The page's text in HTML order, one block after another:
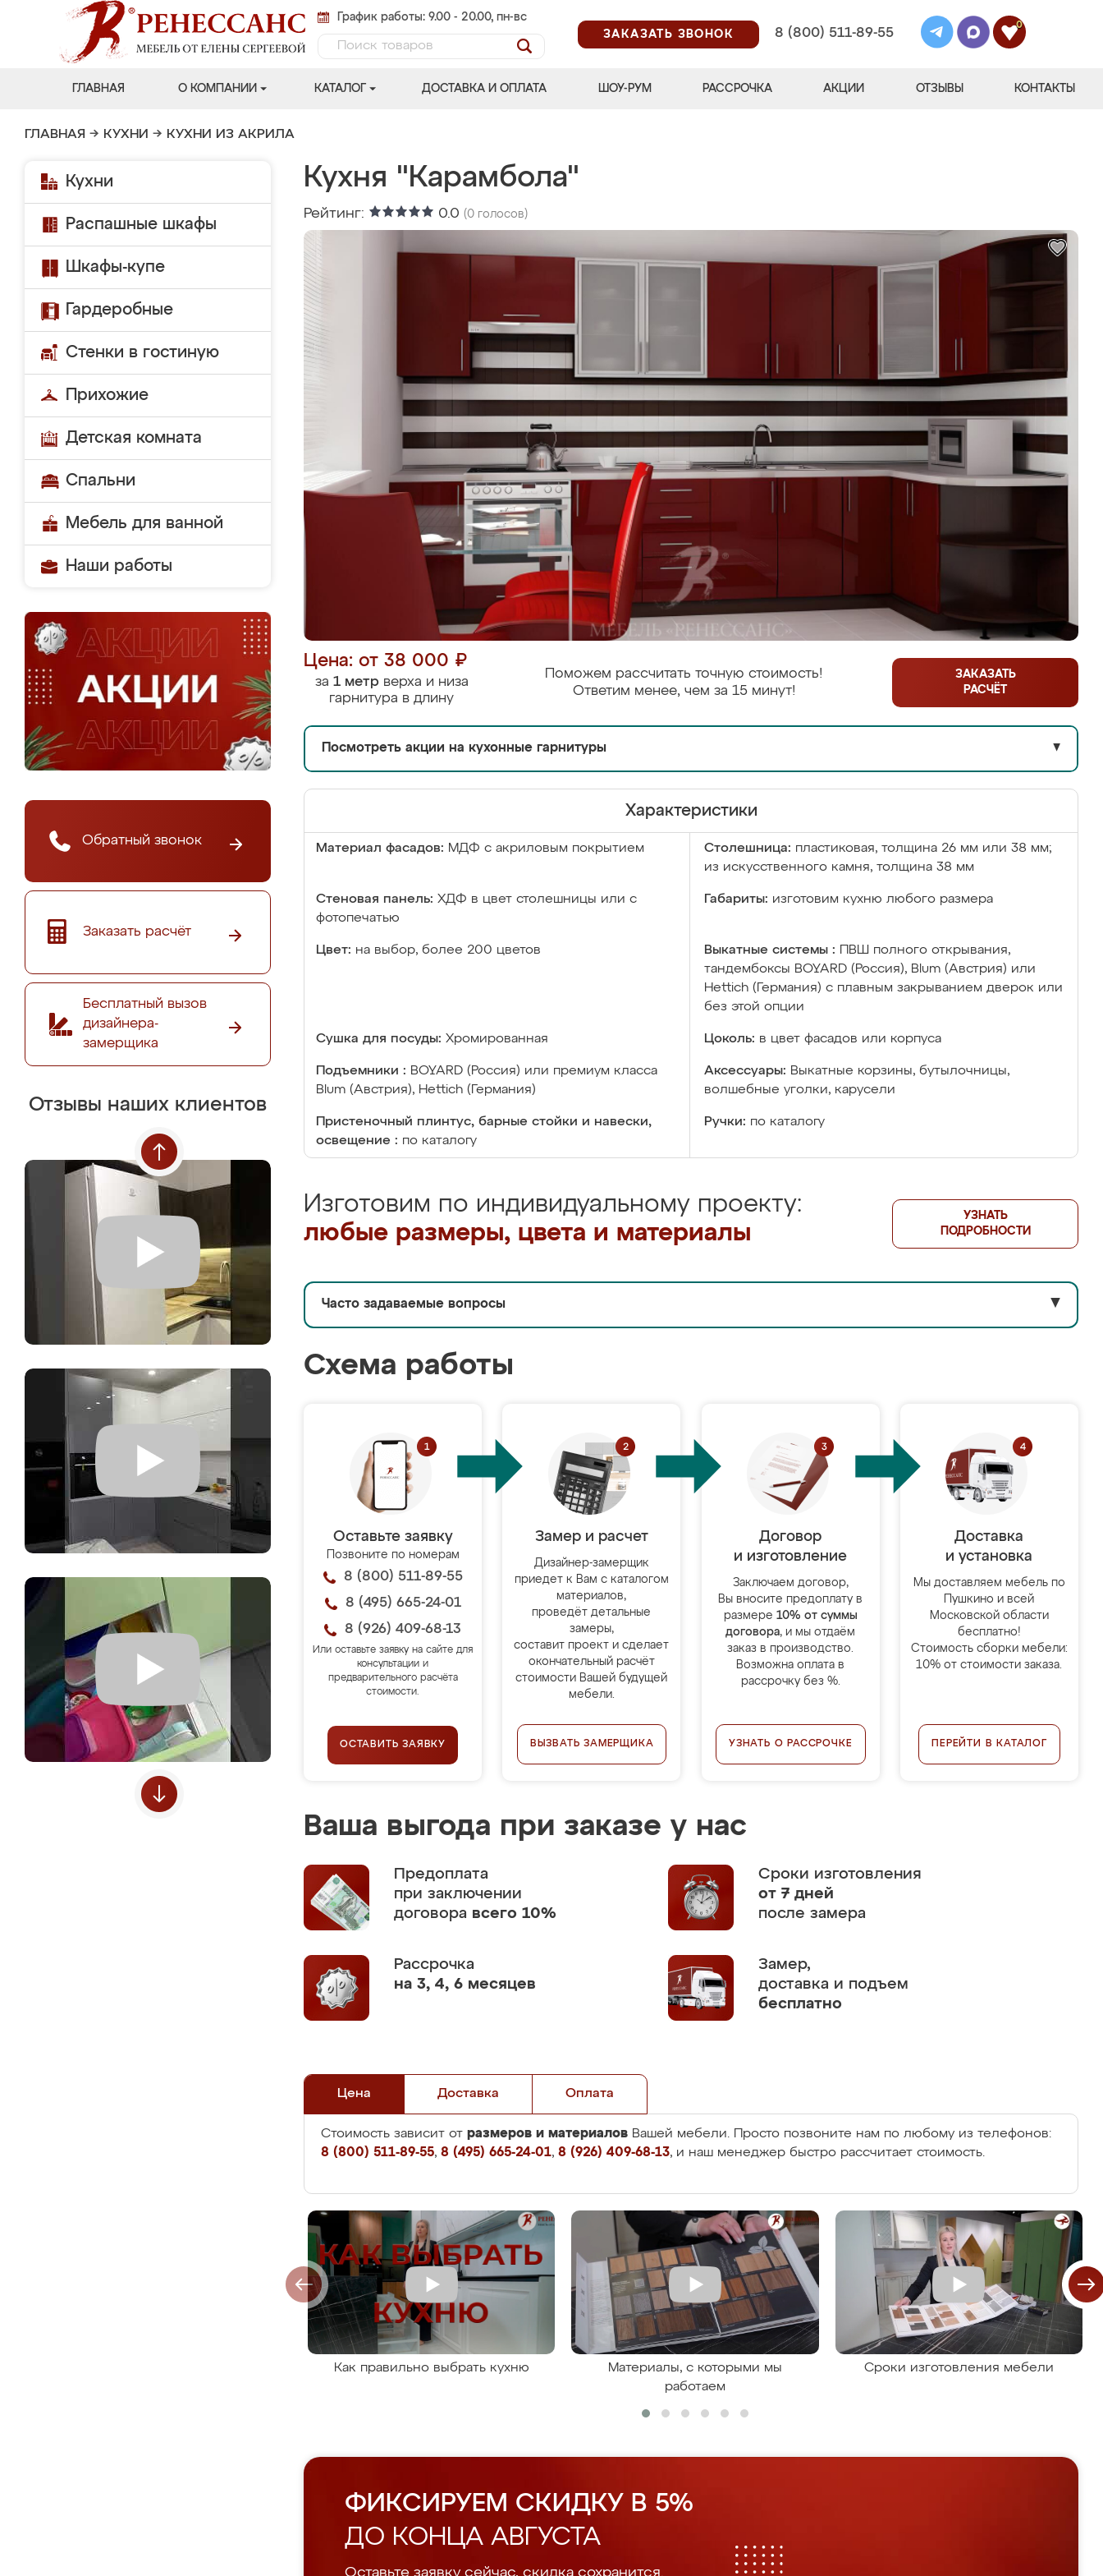
График работы: 9.00 - 20.00, пн-вс
ЗАКАЗАТЬ ЗВОНОК
8 (800) 511-89-55
0
ГЛАВНАЯ О КОМПАНИИ КАТАЛОГ ДОСТАВКА И ОПЛАТА ШОУ-РУМ РАССРОЧКА АКЦИИ ОТЗЫВЫ КОНТАКТЫ
ГЛАВНАЯ → КУХНИ → КУХНИ ИЗ АКРИЛА
Кухни
Распашные шкафы
Шкафы-купе
Гардеробные
Стенки в гостиную
Прихожие
Детская комната
Спальни
Мебель для ванной
Наши работы
Обратный звонок
Заказать расчёт
Бесплатный вызов
дизайнера-
замерщика
Отзывы наших клиентов
Кухня "Карамбола"
Рейтинг: 0.0 (0 голосов)
Цена: от 38 000 ₽
за 1 метрверха и низа
гарнитура в длину
Поможем рассчитать точную стоимость!
Ответим менее, чем за 15 минут!
ЗАКАЗАТЬ
РАСЧЁТ
Посмотреть акции на кухонные гарнитуры ▼
Характеристики
Материал фасадов: МДФ с акриловым покрытием Столешница: пластиковая, толщина 26 мм или 38 мм;
из искусственного камня, толщина 38 мм
Стеновая панель: ХДФ в цвет столешницы или с
фотопечатью
Габариты: изготовим кухню любого размера
Цвет: на выбор, более 200 цветов Выкатные системы :
ПВШ полного открывания,
тандембоксы BOYARD (Россия), Blum (Австрия) или
Hettich (Германия) с плавным закрыванием дверок или
без этой опции
Сушка для посуды: Хромированная Цоколь: в цвет фасадов или корпуса
Подъемники : BOYARD (Россия) или премиум класса
Blum (Австрия), Hettich (Германия)
Аксессуары: Выкатные корзины, бутылочницы,
волшебные уголки, карусели
Пристеночный плинтус, барные стойки и навески,
освещение : по каталогу
Ручки: по каталогу
Изготовим по индивидуальному проекту:
любые размеры, цвета и материалы
УЗНАТЬ
ПОДРОБНОСТИ
Часто задаваемые вопросы ▼
Схема работы
Оставьте заявку
Позвоните по номерам
8 (800) 511-89-55
8 (495) 665-24-01
8 (926) 409-68-13
Или оставьте заявку на сайте для
консультации и
предварительного расчёта
стоимости.
ОСТАВИТЬ ЗАЯВКУ
Замер и расчет
Дизайнер-замерщик
приедет к Вам с каталогом
материалов,
проведёт детальные
замеры,
составит проект и сделает
окончательный расчёт
стоимости Вашей будущей
мебели.
ВЫЗВАТЬ ЗАМЕРЩИКА
Договор
и изготовление
Заключаем договор,
Вы вносите предоплату в
размере 10% от суммы
договора, и мы отдаём
заказ в производство.
Возможна оплата в
рассрочку без %.
УЗНАТЬ О РАССРОЧКЕ
Доставка
и установка
Мы доставляем мебель по
Пушкино и всей
Московской области
бесплатно!
Стоимость сборки мебели:
10% от стоимости заказа.
ПЕРЕЙТИ В КАТАЛОГ
Ваша выгода при заказе у нас
Предоплата
при заключении
договора всего 10%
Сроки изготовления
от 7 дней
после замера
Рассрочка
на 3, 4, 6 месяцев
Замер,
доставка и подъем
бесплатно
Цена Доставка Оплата
Стоимость зависит от размеров и материалов Вашей мебели. Просто позвоните нам по любому из телефонов:
8 (800) 511-89-55, 8 (495) 665-24-01, 8 (926) 409-68-13, и наш менеджер быстро рассчитает стоимость.
Как правильно выбрать кухню
Материалы, с которыми мы
работаем
Сроки изготовления мебели
ФИКСИРУЕМ СКИДКУ В 5%
ДО КОНЦА АВГУСТА
Оставьте заявку сейчас, скидка сохранится.